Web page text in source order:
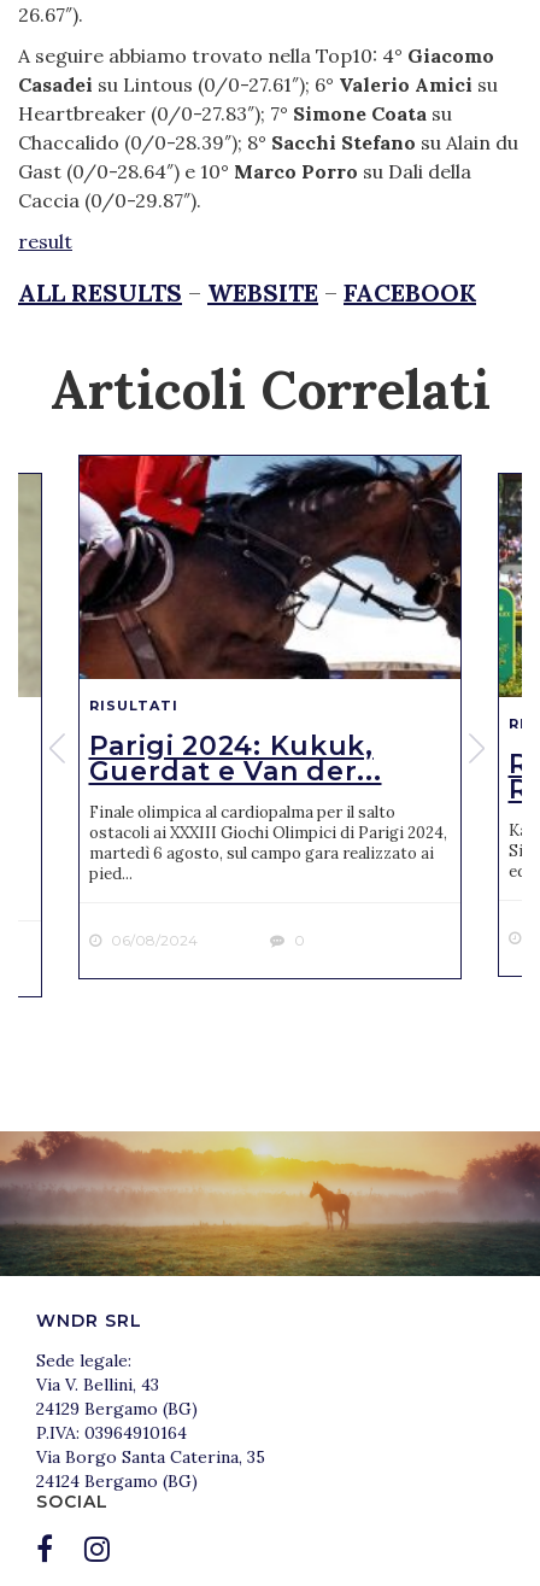
26.67″).
A seguire abbiamo trovato nella Top10: 4° Giacomo
Casadei su Lintous (0/0-27.61″); 6° Valerio Amici su
Heartbreaker (0/0-27.83″); 7° Simone Coata su
Chaccalido (0/0-28.39″); 8° Sacchi Stefano su Alain du
Gast (0/0-28.64″) e 10° Marco Porro su Dali della
Caccia (0/0-29.87″).
result
ALL RESULTS – WEBSITE – FACEBOOK
Articoli Correlati
RISULTATI
Parigi 2024: Kukuk,
Guerdat e Van der...
Finale olimpica al cardiopalma per il salto
ostacoli ai XXXIII Giochi Olimpici di Parigi 2024,
martedì 6 agosto, sul campo gara realizzato ai
pied...
06/08/2024 0
WNDR SRL
Sede legale:
Via V. Bellini, 43
24129 Bergamo (BG)
P.IVA: 03964910164
Via Borgo Santa Caterina, 35
24124 Bergamo (BG)
SOCIAL